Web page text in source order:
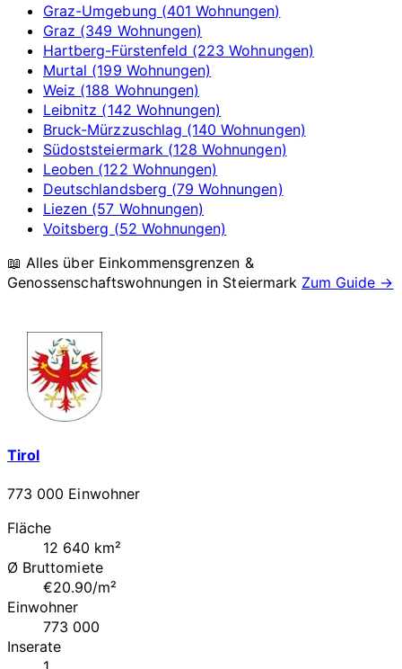
Graz-Umgebung (401 Wohnungen)
Graz (349 Wohnungen)
Hartberg-Fürstenfeld (223 Wohnungen)
Murtal (199 Wohnungen)
Weiz (188 Wohnungen)
Leibnitz (142 Wohnungen)
Bruck-Mürzzuschlag (140 Wohnungen)
Südoststeiermark (128 Wohnungen)
Leoben (122 Wohnungen)
Deutschlandsberg (79 Wohnungen)
Liezen (57 Wohnungen)
Voitsberg (52 Wohnungen)
📖 Alles über Einkommensgrenzen &
Genossenschaftswohnungen in Steiermark Zum Guide →
Tirol
773 000 Einwohner
Fläche
12 640 km²
Ø Bruttomiete
€20.90/m²
Einwohner
773 000
Inserate